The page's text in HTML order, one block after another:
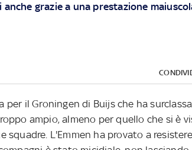
grazie a una prestazione
il Groningen di Buijs che ha
ampio, almeno per quello che si è
L'Emmen ha provato a